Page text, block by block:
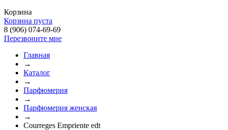
Корзина
Корзина пуста
8 (906) 074-69-69
Перезвоните мне
Главная
→
Каталог
→
Парфюмерия
→
Парфюмерия женская
→
Courreges Empriente edt